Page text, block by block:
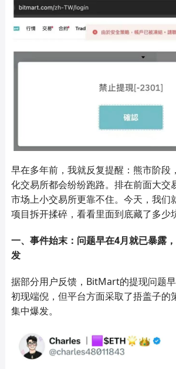
早在多年前， 我就反复提醒：熊市阶段
化交易所都会纷纷跑路。排在前面大交
市场上小交易所更靠不住。今天，我
项目拆开揉碎，看看里面到底藏了多少
一、事件始末：问题早在4月就已暴露
发
据部分用户反馈，BitMart的提现问题
初现端倪，但平台方面采取了捂盖子的
集中爆发。